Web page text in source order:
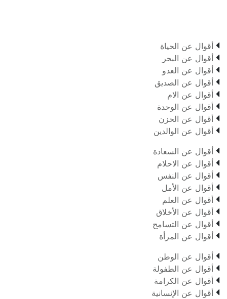
 أقوال عن الحياة
 أقوال عن البحر
 أقوال عن العدو
 أقوال عن الصديق
 أقوال عن الام
 أقوال عن الوحدة
 أقوال عن الحزن
 أقوال عن الوالدين
 أقوال عن السعادة
 أقوال عن الاحلام
 أقوال عن النفس
 أقوال عن الأمل
 أقوال عن العلم
 أقوال عن الأخلاق
 أقوال عن التسامح
 أقوال عن المرأة
 أقوال عن الوطن
 أقوال عن الطفولة
 أقوال عن الكرامة
 أقوال عن الإنسانية